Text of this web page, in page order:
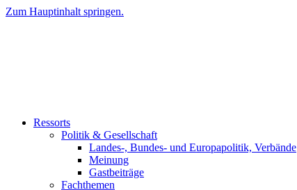
Zum Hauptinhalt springen.
Ressorts
Politik & Gesellschaft
Landes-, Bundes- und Europapolitik, Verbände
Meinung
Gastbeiträge
Fachthemen